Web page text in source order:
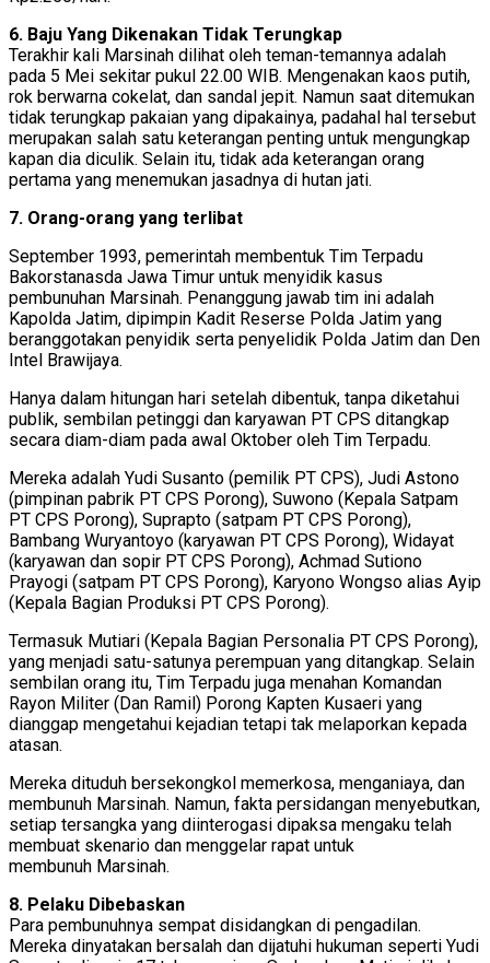
6. Baju Yang Dikenakan Tidak Terungkap
Terakhir kali Marsinah dilihat oleh teman-temannya adalah
pada 5 Mei sekitar pukul 22.00 WIB. Mengenakan kaos putih,
rok berwarna cokelat, dan sandal jepit. Namun saat ditemukan
tidak terungkap pakaian yang dipakainya, padahal hal tersebut
merupakan salah satu keterangan penting untuk mengungkap
kapan dia diculik. Selain itu, tidak ada keterangan orang
pertama yang menemukan jasadnya di hutan jati.
7. Orang-orang yang terlibat
September 1993, pemerintah membentuk Tim Terpadu
Bakorstanasda Jawa Timur untuk menyidik kasus
pembunuhan Marsinah. Penanggung jawab tim ini adalah
Kapolda Jatim, dipimpin Kadit Reserse Polda Jatim yang
beranggotakan penyidik serta penyelidik Polda Jatim dan Den
Intel Brawijaya.
Hanya dalam hitungan hari setelah dibentuk, tanpa diketahui
publik, sembilan petinggi dan karyawan PT CPS ditangkap
secara diam-diam pada awal Oktober oleh Tim Terpadu.
Mereka adalah Yudi Susanto (pemilik PT CPS), Judi Astono
(pimpinan pabrik PT CPS Porong), Suwono (Kepala Satpam
PT CPS Porong), Suprapto (satpam PT CPS Porong),
Bambang Wuryantoyo (karyawan PT CPS Porong), Widayat
(karyawan dan sopir PT CPS Porong), Achmad Sutiono
Prayogi (satpam PT CPS Porong), Karyono Wongso alias Ayip
(Kepala Bagian Produksi PT CPS Porong).
Termasuk Mutiari (Kepala Bagian Personalia PT CPS Porong),
yang menjadi satu-satunya perempuan yang ditangkap. Selain
sembilan orang itu, Tim Terpadu juga menahan Komandan
Rayon Militer (Dan Ramil) Porong Kapten Kusaeri yang
dianggap mengetahui kejadian tetapi tak melaporkan kepada
atasan.
Mereka dituduh bersekongkol memerkosa, menganiaya, dan
membunuh Marsinah. Namun, fakta persidangan menyebutkan,
setiap tersangka yang diinterogasi dipaksa mengaku telah
membuat skenario dan menggelar rapat untuk
membunuh Marsinah.
8. Pelaku Dibebaskan
Para pembunuhnya sempat disidangkan di pengadilan.
Mereka dinyatakan bersalah dan dijatuhi hukuman seperti Yudi